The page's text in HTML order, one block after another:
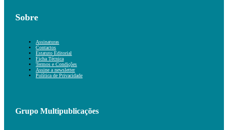
Sobre
Assinaturas
Contactos
Estatuto Editorial
Ficha Técnica
Termos e Condições
Assine a newsletter
Política de Privacidade
Grupo Multipublicações